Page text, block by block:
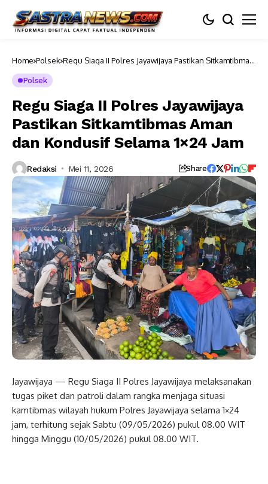
Home Polsek Regu Siaga II Polres Jayawijaya Pastikan Sitkamtibmas
Polsek
Regu Siaga II Polres Jayawijaya
Pastikan Sitkamtibmas Aman
dan Kondusif Selama 1×24 Jam
Redaksi Mei 11, 2026 Share
Jayawijaya — Regu Siaga II Polres Jayawijaya melaksanakan
tugas piket dan patroli dalam rangka menjaga situasi
kamtibmas wilayah hukum Polres Jayawijaya selama 1×24
jam, terhitung sejak Sabtu (09/05/2026) pukul 08.00 WIT
hingga Minggu (10/05/2026) pukul 08.00 WIT.